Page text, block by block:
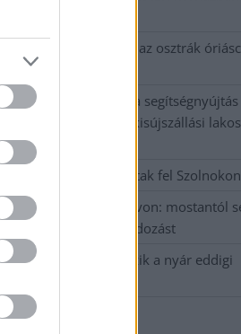
Átszervezi működését az osztrák
is érintett
Tragédiába torkollott a segítségnyújtás
elmulasztása, három kisújszállási
emeltek vádat
Hatalmas lángok csaptak fel Szolnokon
Vízitraffipax a Tisza-tavon: mostantól
úszhatja meg a száguldozást
Szolnokra is megérkezik a nyár eddigi